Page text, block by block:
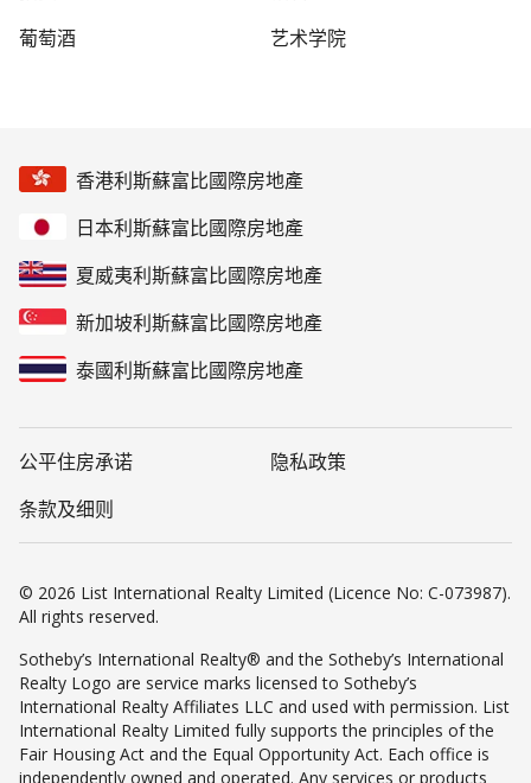
葡萄酒
艺术学院
香港利斯蘇富比國際房地產
日本利斯蘇富比國際房地產
夏威夷利斯蘇富比國際房地產
新加坡利斯蘇富比國際房地產
泰國利斯蘇富比國際房地產
公平住房承诺
隐私政策
条款及细则
© 2026 List International Realty Limited (Licence No: C-073987).
All rights reserved.
Sotheby’s International Realty® and the Sotheby’s International
Realty Logo are service marks licensed to Sotheby’s
International Realty Affiliates LLC and used with permission. List
International Realty Limited fully supports the principles of the
Fair Housing Act and the Equal Opportunity Act. Each office is
independently owned and operated. Any services or products